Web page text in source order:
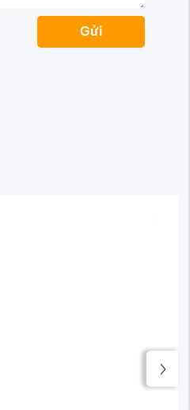
Gửi